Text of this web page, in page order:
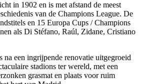
in 1902 en is met afstand de meest
van de Champions League. De
en 15 Europa Cups / Champions
als Di Stéfano, Raúl, Zidane, Cristiano
na een ingrijpende renovatie uitgegroeid
stadions ter wereld, met een
grasmat en plaats voor ruim